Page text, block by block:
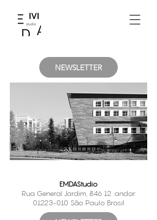
NEWSLETTER
EMDAStudio
Rua General Jardim, 846 12. andar
01223-010 São Paulo Brasil